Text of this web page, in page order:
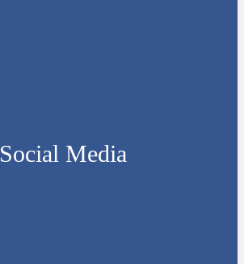
Social Media